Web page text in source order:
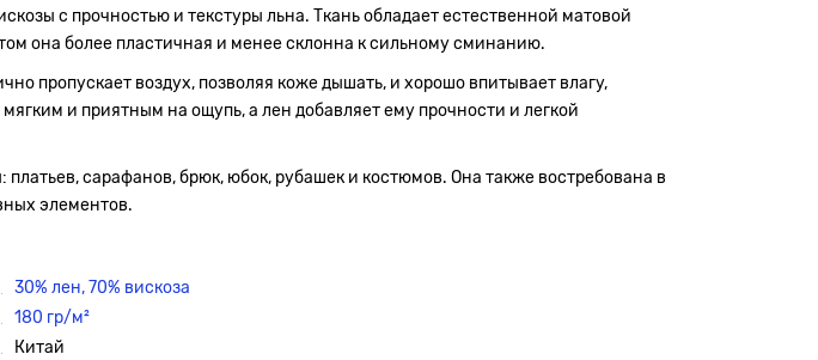
с прочностью и текстуры льна. Ткань обладает естественной матовой
она более пластичная и менее склонна к сильному сминанию.
пропускает воздух, позволяя коже дышать, и хорошо впитывает влагу,
и приятным на ощупь, а лен добавляет ему прочности и легкой
сарафанов, брюк, юбок, рубашек и костюмов. Она также востребована в
элементов.
30% лен, 70% вискоза
180 гр/м²
Китай